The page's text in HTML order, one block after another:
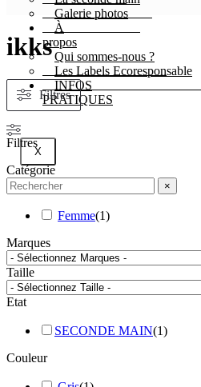
Galerie photos
À
propos
Qui sommes-nous ?
Les Labels Ecoresponsable
INFOS
PRATIQUES
X
ikks
Filtres
Filtres
Catégorie
×
Femme(1)
Marques
Taille
Etat
SECONDE MAIN(1)
Couleur